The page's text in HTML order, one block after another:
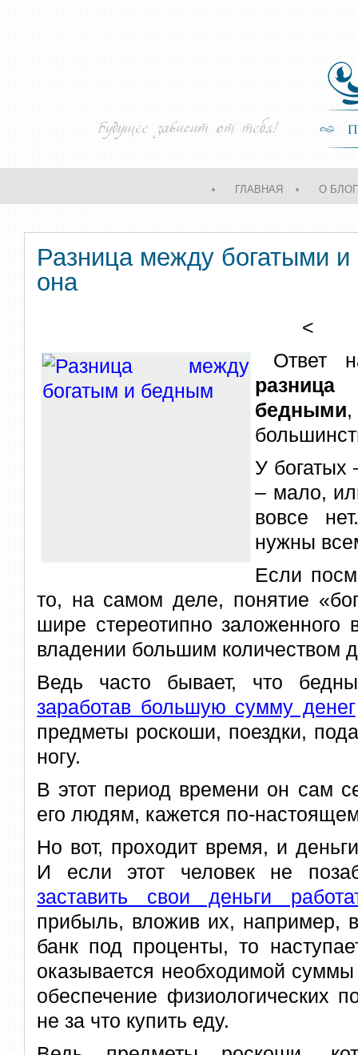
ГЛАВНАЯ О
Разница между богатыми
она
<
Ответ
бедными
У богатых
– мало,
вовсе
нужны
Если
то, на самом деле, понятие
шире стереотипно
владении большим количеством
Ведь часто бывает, что
заработав большую сумму денег
предметы роскоши, поездки,
ногу.
В этот период времени он сам
его людям, кажется по-
Но вот, проходит время, и
И если этот человек не
заставить свои деньги
прибыль, вложив их, например,
банк под проценты, то
оказывается необходимой
обеспечение физиологических
не за что купить еду.